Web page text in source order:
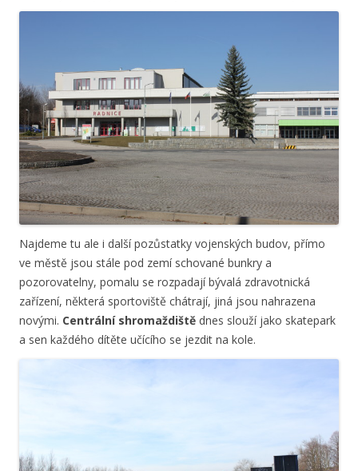
Najdeme tu ale i další pozůstatky vojenských budov, přímo
ve městě jsou stále pod zemí schované bunkry a
pozorovatelny, pomalu se rozpadají bývalá zdravotnická
zařízení, některá sportoviště chátrají, jiná jsou nahrazena
novými. Centrální shromaždiště dnes slouží jako skatepark
a sen každého dítěte učícího se jezdit na kole.